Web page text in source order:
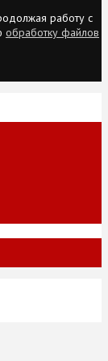
работу с
обработку файлов